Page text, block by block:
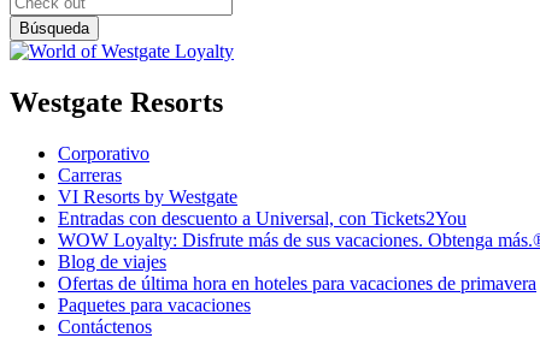
Westgate Resorts
Corporativo
Carreras
VI Resorts by Westgate
Entradas con descuento a Universal, con Tickets2You
WOW Loyalty: Disfrute más de sus vacaciones. Obtenga
Blog de viajes
Ofertas de última hora en hoteles para vacaciones de primavera
Paquetes para vacaciones
Contáctenos